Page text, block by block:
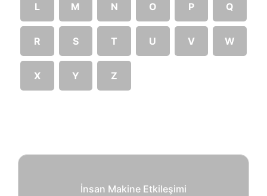
L M N O P Q
R S T U V W
X Y Z
İnsan Makine Etkileşimi